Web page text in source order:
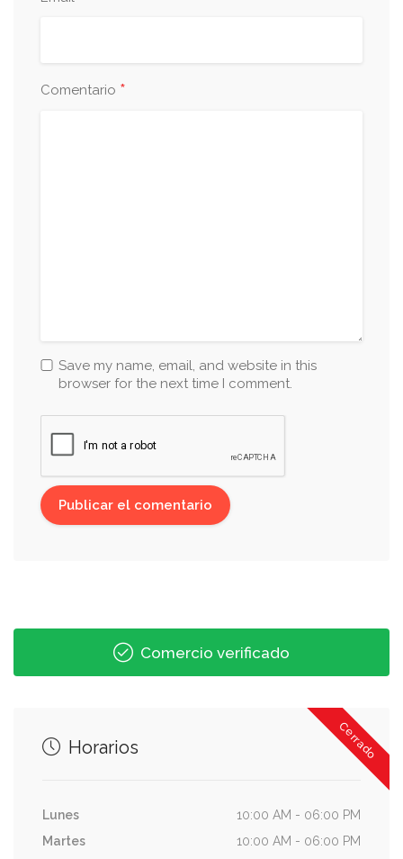
Comentario *
Save my name, email, and website in this
browser for the next time I comment.
Comercio verificado
Cerrado
Horarios
Lunes
10:00 AM - 06:00 PM
Martes
10:00 AM - 06:00 PM